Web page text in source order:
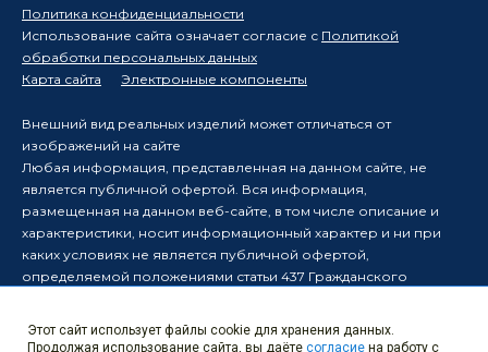
Политика конфиденциальности
Использование сайта означает согласие с Политикой
обработки персональных данных
Карта сайта
Электронные компоненты
Внешний вид реальных изделий может отличаться от
изображений на сайте
Любая информация, представленная на данном сайте, не
является публичной офертой. Вся информация,
размещенная на данном веб-сайте, в том числе описание и
характеристики, носит информационный характер и ни при
каких условиях не является публичной офертой,
определяемой положениями статьи 437 Гражданского
Производитель оставляет за собой право в одностороннем
порядке вносить изменения в информацию, размещенную на
Этот сайт использует файлы cookie для хранения данных.
Продолжая использование сайта, вы даёте согласие на работу с